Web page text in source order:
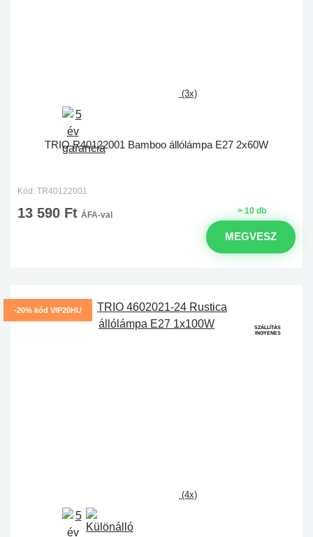
(3x)
TRIO R40122001 Bamboo állólámpa E27 2x60W
Kód: TR40122001
> 10 db
13 590 Ft ÁFA-val
MEGVESZ
-20% kód VIP20HU
SZÁLLÍTÁS
INGYENES
(4x)